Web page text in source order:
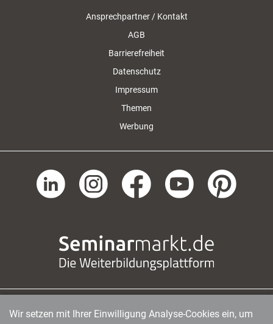
Ansprechpartner / Kontakt
AGB
Barrierefreiheit
Datenschutz
Impressum
Themen
Werbung
managerSeminare Verlags GmbH | Endenicher Str. 41
|
Wir setzen mit Ihrer Einwilligung Analyse-Cookies ein, um